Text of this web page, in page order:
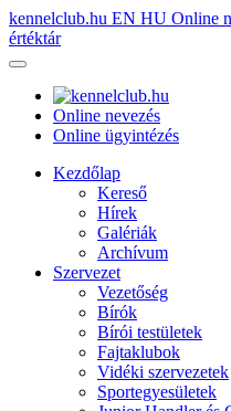
kennelclub.hu EN HU Online
értéktár
Online nevezés
Online ügyintézés
Kezdőlap
Kereső
Hírek
Galériák
Archívum
Szervezet
Vezetőség
Bírók
Bírói testületek
Fajtaklubok
Vidéki szervezetek
Sportegyesületek